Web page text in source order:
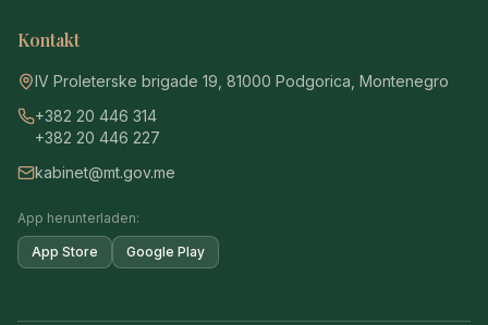
Kontakt
IV Proleterske brigade 19, 81000 Podgorica, Montenegro
+382 20 446 314
+382 20 446 227
kabinet@mt.gov.me
App herunterladen:
App Store Google Play